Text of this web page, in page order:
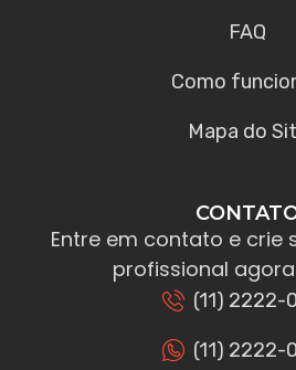
FAQ
Como
Mapa do
Entre em contato e crie
profissional
(11) 2222-
(11) 2222-